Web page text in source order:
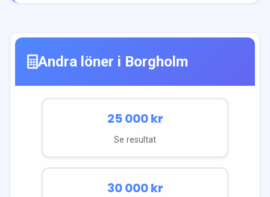
Andra löner i Borgholm
25 000kr
Se resultat
30 000kr